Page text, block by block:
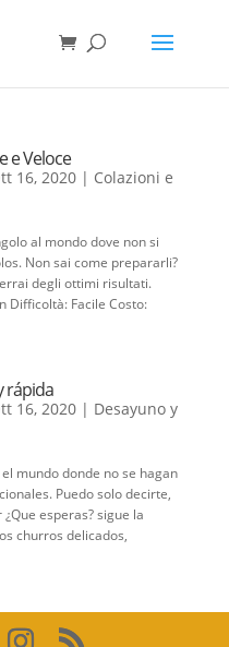
e Veloce
16, 2020| Colazioni e
al mondo dove non si
Non sai come prepararli?
degli ottimi risultati.
Difficoltà: Facile Costo:
rápida
16, 2020| Desayuno y
mundo donde no se hagan
Puedo solo decirte,
esperas? sigue la
churros delicados,